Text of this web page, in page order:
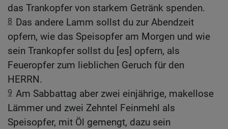
das Trankopfer von starkem Getränk spenden.
8 Das andere Lamm sollst du zur Abendzeit
opfern, wie das Speisopfer am Morgen und wie
sein Trankopfer sollst du [es] opfern, als
Feueropfer zum lieblichen Geruch für den
HERRN.
9 Am Sabbattag aber zwei einjährige, makellose
Lämmer und zwei Zehntel Feinmehl als
Speisopfer, mit Öl gemengt, dazu sein